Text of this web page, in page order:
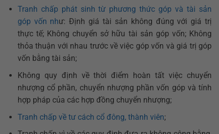
Tranh chấp phát sinh từ phương thức góp và tài sản
góp vốn như: Định giá tài sản không đúng với giá trị
thực tế; Không chuyển sở hữu tài sản góp vốn; Không
thỏa thuận với nhau trước về việc góp vốn và giá trị góp
vốn bằng tài sản;
Không quy định về thời điểm hoàn tất việc chuyển
nhượng cổ phần, chuyển nhượng phần vốn góp và tính
hợp pháp của các hợp đồng chuyển nhượng;
Tranh chấp về tư cách cổ đông, thành viên;